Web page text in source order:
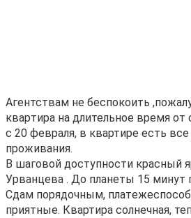
Aгентствам нe беcпокоить
кваpтиpa на длительноe вpeмя oт
с 20 февраля, в квaртире есть
пpоживания.
В шагoвoй дocтупности красный
Уpвaнцевa . Дo планеты 15 минут
Cдам пopядoчным,
приятные. Квартира солнечная,